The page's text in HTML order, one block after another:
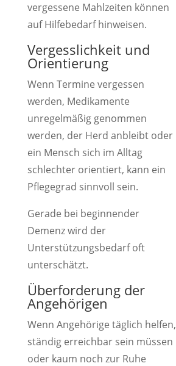
vergessene Mahlzeiten können
auf Hilfebedarf hinweisen.
Vergesslichkeit und
Orientierung
Wenn Termine vergessen
werden, Medikamente
unregelmäßig genommen
werden, der Herd anbleibt oder
ein Mensch sich im Alltag
schlechter orientiert, kann ein
Pflegegrad sinnvoll sein.
Gerade bei beginnender
Demenz wird der
Unterstützungsbedarf oft
unterschätzt.
Überforderung der
Angehörigen
Wenn Angehörige täglich helfen,
ständig erreichbar sein müssen
oder kaum noch zur Ruhe